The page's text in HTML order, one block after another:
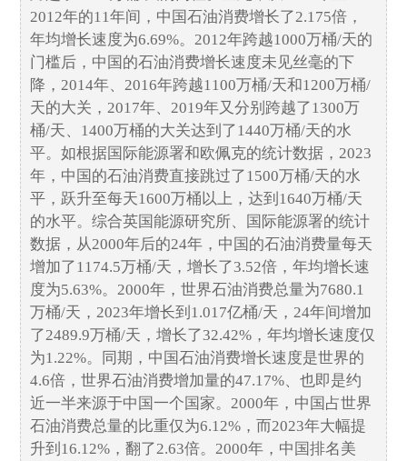
2012年的11年间，中国石油消费增长了2.175倍，
年均增长速度为6.69%。2012年跨越1000万桶/天的
门槛后，中国的石油消费增长速度未见丝毫的下
降，2014年、2016年跨越1100万桶/天和1200万桶/
天的大关，2017年、2019年又分别跨越了1300万
桶/天、1400万桶的大关达到了1440万桶/天的水
平。如根据国际能源署和欧佩克的统计数据，2023
年，中国的石油消费直接跳过了1500万桶/天的水
平，跃升至每天1600万桶以上，达到1640万桶/天
的水平。综合英国能源研究所、国际能源署的统计
数据，从2000年后的24年，中国的石油消费量每天
增加了1174.5万桶/天，增长了3.52倍，年均增长速
度为5.63%。2000年，世界石油消费总量为7680.1
万桶/天，2023年增长到1.017亿桶/天，24年间增加
了2489.9万桶/天，增长了32.42%，年均增长速度仅
为1.22%。同期，中国石油消费增长速度是世界的
4.6倍，世界石油消费增加量的47.17%、也即是约
近一半来源于中国一个国家。2000年，中国占世界
石油消费总量的比重仅为6.12%，而2023年大幅提
升到16.12%，翻了2.63倍。2000年，中国排名美